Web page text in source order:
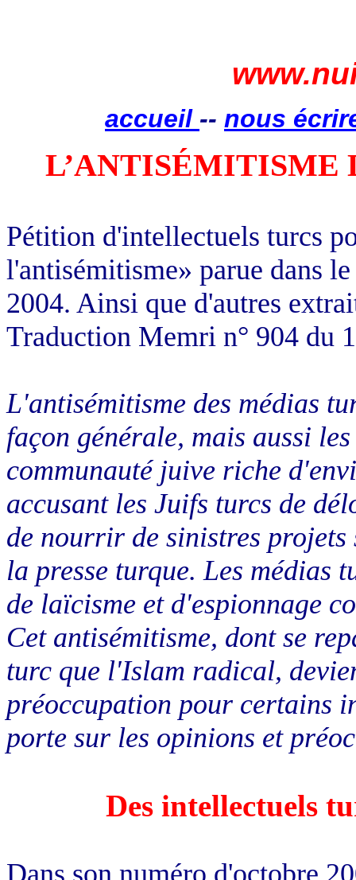
accueil -- nous
L’ANTISÉMITISME
Pétition d'intellectuels turcs
l'antisémitisme» parue dans
2004. Ainsi que d'autres
Traduction Memri n° 904 du
L'antisémitisme des médias
façon générale, mais aussi
communauté juive riche
accusant les Juifs turcs de
de nourrir de sinistres projets
la presse turque. Les médias
de laïcisme et d'espionnage
Cet antisémitisme, dont se
turc que l'Islam radical,
préoccupation pour certains
porte sur les opinions et
Des intellectuels
Dans son numéro d'octobre